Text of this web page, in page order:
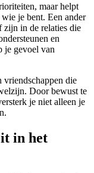
maar helpt
je bent. Een ander
zijn in de relaties die
en
je gevoel van
vriendschappen die
Door bewust te
je niet alleen je
in het